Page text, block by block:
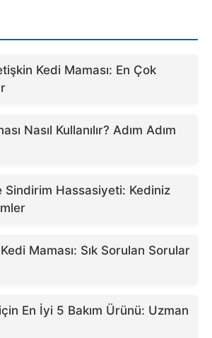
Kedi Maması: En Çok
Nasıl Kullanılır? Adım Adım
Sindirim Hassasiyeti: Kediniz
Maması: Sık Sorulan Sorular
En İyi 5 Bakım Ürünü: Uzman